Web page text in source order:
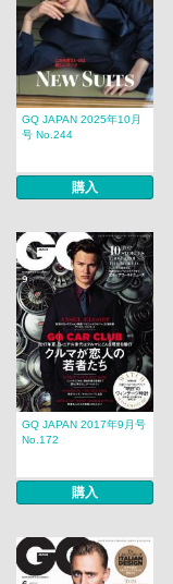
GQ JAPAN 2025年10月
号 No.244
購入
GQ JAPAN 2017年9月号
No.172
購入